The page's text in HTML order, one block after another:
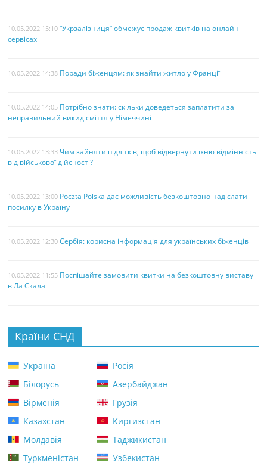
10.05.2022 15:10 “Укрзалізниця” обмежує продаж квитків на онлайн-
сервісах
10.05.2022 14:38 Поради біженцям: як знайти житло у Франції
10.05.2022 14:05 Потрібно знати: скільки доведеться заплатити за
неправильний викид сміття у Німеччині
10.05.2022 13:33 Чим зайняти підлітків, щоб відвернути їхню відмінність
від військової дійсності?
10.05.2022 13:00 Poczta Polska дає можливість безкоштовно надіслати
посилку в Україну
10.05.2022 12:30 Сербія: корисна інформація для українських біженців
10.05.2022 11:55 Поспішайте замовити квитки на безкоштовну виставу
в Ла Скала
Країни СНД
Україна
Росія
Білорусь
Азербайджан
Вірменія
Грузія
Казахстан
Киргизстан
Молдавія
Таджикистан
Туркменістан
Узбекистан